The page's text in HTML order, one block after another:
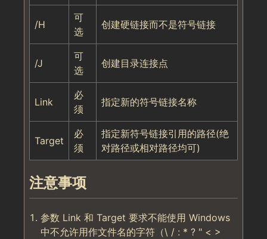
/H
可
选
创建硬链接而不是符号链接
/J
可
选
创建目录连接点
Link
必
须
指定新的符号链接名称
Target
必
须
指定新符号链接引用的路径(绝
对路径或相对路径均可)
注意事项
参数 Link 和 Target 要求不能使用 Windows
中不允许用作文件名的字符（\ / : * ? " < >